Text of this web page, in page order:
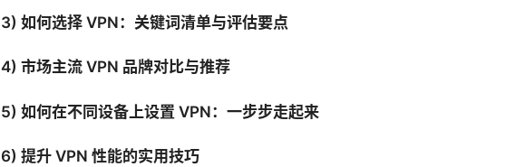
3) 如何选择 VPN：关键词清单与评估要点
4) 市场主流 VPN 品牌对比与推荐
5) 如何在不同设备上设置 VPN：一步步走起来
6) 提升 VPN 性能的实用技巧